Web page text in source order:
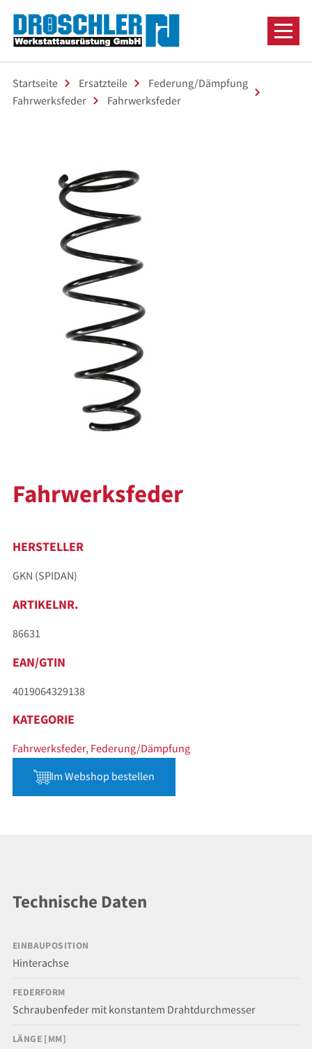
Startseite Ersatzteile
Federung/Dämpfung
Fahrwerksfeder
Fahrwerksfeder
Fahrwerksfeder
HERSTELLER
GKN (SPIDAN)
ARTIKELNR.
86631
EAN/GTIN
4019064329138
KATEGORIE
Fahrwerksfeder, Federung/Dämpfung
Im Webshop bestellen
Technische Daten
EINBAUPOSITION
Hinterachse
FEDERFORM
Schraubenfeder mit konstantem Drahtdurchmesser
LÄNGE [MM]